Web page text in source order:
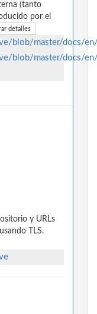
(tanto
por el
detalles
blob/master/docs/
blob/master/docs/
y URLs
TLS.